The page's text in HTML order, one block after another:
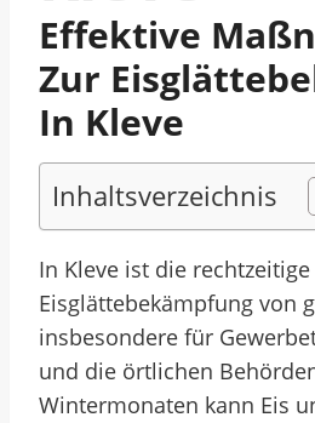
Effektive
Zur
In Kleve
Inhaltsverzeichnis
In Kleve ist die
Eisglättebekämpfung von
insbesondere für
und die örtlichen
Wintermonaten kann Eis